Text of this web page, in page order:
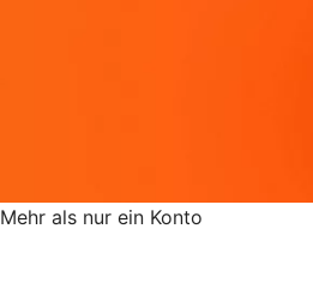
Mehr als nur ein Konto